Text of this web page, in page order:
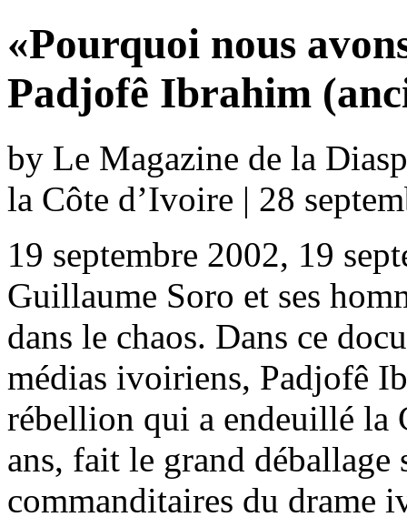
«Pourquoi nous
Padjofê Ibrahim
by Le Magazine de la
la Côte d’Ivoire | 28
19 septembre 2002, 19
Guillaume Soro et ses
dans le chaos. Dans ce
médias ivoiriens, Padjofê
rébellion qui a endeuillé la
ans, fait le grand déballage
commanditaires du drame